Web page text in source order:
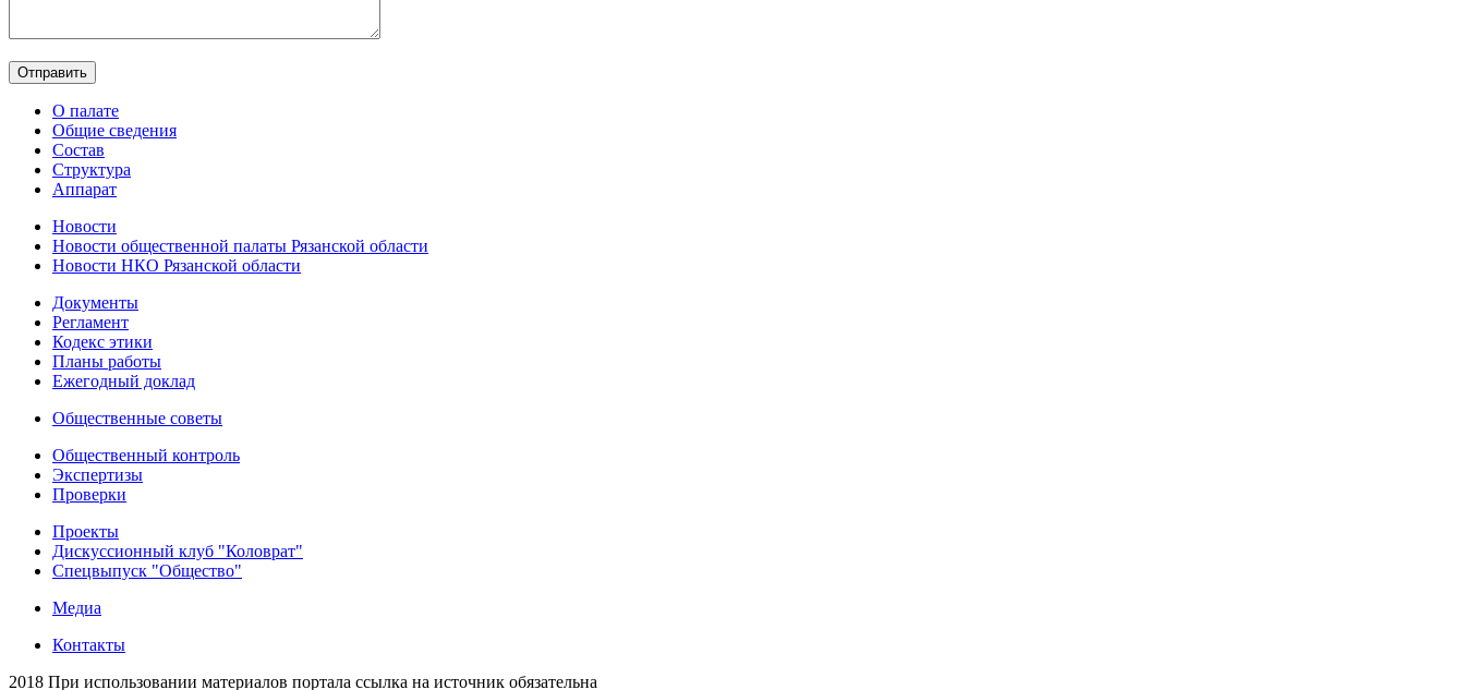
О палате
Общие сведения
Состав
Структура
Аппарат
Новости
Новости общественной палаты Рязанской области
Новости НКО Рязанской области
Документы
Регламент
Кодекс этики
Планы работы
Ежегодный доклад
Общественные советы
Общественный контроль
Экспертизы
Проверки
Проекты
Дискуссионный клуб "Коловрат"
Спецвыпуск "Общество"
Медиа
Контакты
2018 При использовании материалов портала ссылка на источник обязательна